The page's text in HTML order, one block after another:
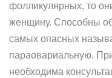
фолликулярных, то
женщину. Способны
самых опасных
параовариальную.
необходима